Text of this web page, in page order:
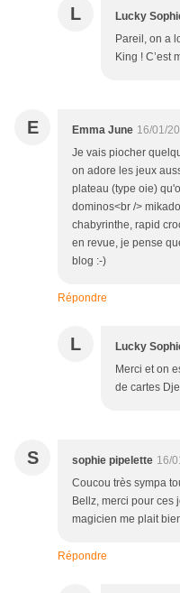
L Lucky
Pareil, on a
King ! C’est
E Emma June 16/01/
Je vais piocher
on adore les jeux
plateau (type oie)
dominos<br />
chabyrinthe, rapid
en revue, je pense
blog :-)
Répondre
L Lucky
Merci et on
de cartes
S sophie pipelette 16/
Coucou très sympa
Bellz, merci pour ces
magicien me plait
Répondre